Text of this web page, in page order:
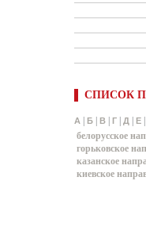
СПИСОК
А Б В Г Д Е
белорусское
горьковское
казанское
киевское